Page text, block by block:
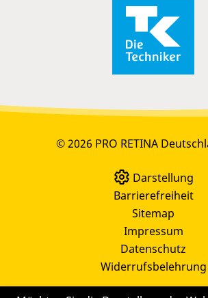
© 2026 PRO RETINA
Darstellung
Barrierefreiheit
Sitemap
Impressum
Datenschutz
Widerrufsbelehrung